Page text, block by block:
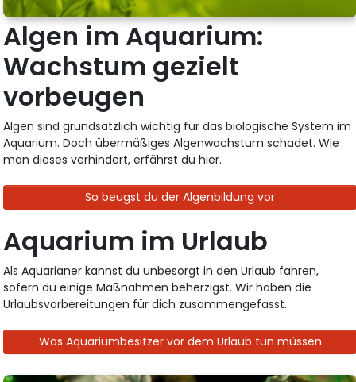
Algen im Aquarium:
Wachstum gezielt
vorbeugen
Algen sind grundsätzlich wichtig für das biologische System im
Aquarium. Doch übermäßiges Algenwachstum schadet. Wie
man dieses verhindert, erfährst du hier.
So beugst du der Algenbildung vor
Aquarium im Urlaub
Als Aquarianer kannst du unbesorgt in den Urlaub fahren,
sofern du einige Maßnahmen beherzigst. Wir haben die
Urlaubsvorbereitungen für dich zusammengefasst.
Was Aquariumbesitzer vor dem Urlaub tun müssen